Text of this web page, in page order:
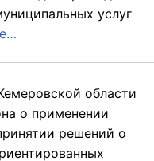
услуг
области
о применении
решений о